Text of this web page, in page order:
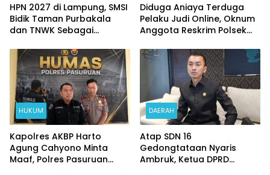
HPN 2027 di Lampung, SMSI
Bidik Taman Purbakala
dan TNWK Sebagai
Diduga Aniaya Terduga
Pelaku Judi Online, Oknum
Anggota Reskrim Polsek
HUKUM
Kapolres AKBP Harto
Agung Cahyono Minta
Maaf, Polres Pasuruan
DAERAH
Atap SDN 16
Gedongtataan Nyaris
Ambruk, Ketua DPRD